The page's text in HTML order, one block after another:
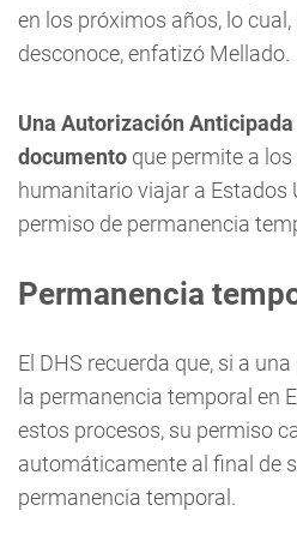
en los próximos años, lo
desconoce, enfatizó Mellado.
Una Autorización
documento que permite a
humanitario viajar a Estados
permiso de permanencia
Permanencia
El DHS recuerda que, si a
la permanencia temporal en
estos procesos, su permiso
automáticamente al final de
permanencia temporal.